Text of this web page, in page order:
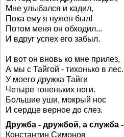
Мне улыбался и кадил,
Пока ему я нужен был!
Потом меня он обходил...
И вдруг успех его забыл.
И вот он вновь ко мне прилез,
А мы с Тайгой - тихонько в лес.
У моего дружка Тайги
Четыре тоненьких ноги.
Большие уши, мокрый нос
И сердце верное до слез.
Дружба - дружбой, а служба
Константин Симонов